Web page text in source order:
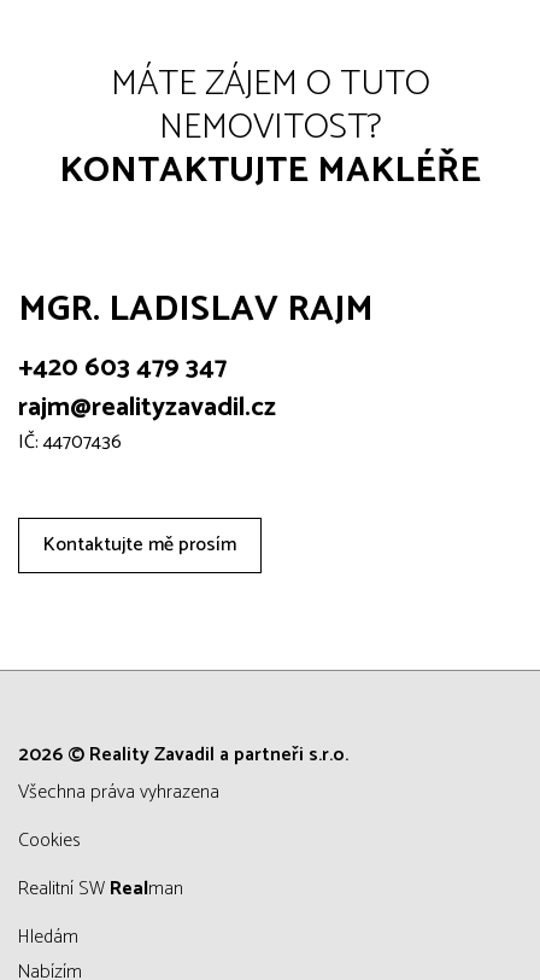
MÁTE ZÁJEM O TUTO
NEMOVITOST?
KONTAKTUJTE MAKLÉŘE
MGR. LADISLAV RAJM
+420 603 479 347
rajm@realityzavadil.cz
IČ: 44707436
Kontaktujte mě prosím
2026 © Reality Zavadil a partneři s.r.o.
všechna práva vyhrazena
Cookies
Realitní SWRealman
Hledám
Nabízím